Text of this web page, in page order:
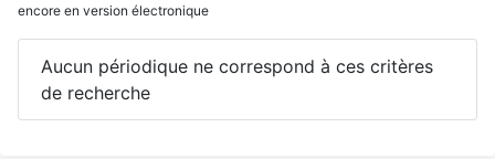
encore en version électronique
Aucun périodique ne correspond à ces critères
de recherche